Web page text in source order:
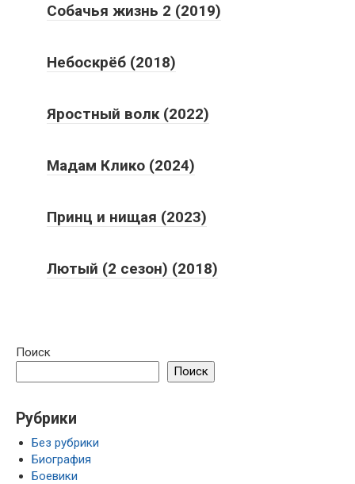
Собачья жизнь 2 (2019)
Небоскрёб (2018)
Яростный волк (2022)
Мадам Клико (2024)
Принц и нищая (2023)
Лютый (2 сезон) (2018)
Поиск
Поиск
Рубрики
Без рубрики
Биография
Боевики